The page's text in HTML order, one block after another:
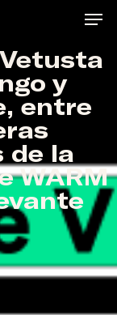
y
entre
de la
WARM